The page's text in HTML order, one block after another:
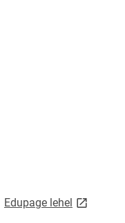
Edupage lehel link